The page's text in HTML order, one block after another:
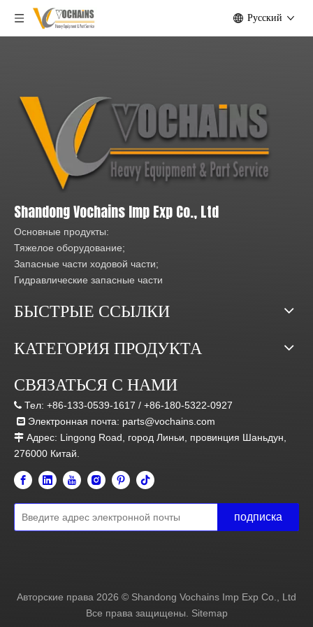
Pусский
Shandong Vochains Imp Exp Co., Ltd
Основные продукты:
Тяжелое оборудование;
Запасные части ходовой части;
Гидравлические запасные части
БЫСТРЫЕ ССЫЛКИ
КАТЕГОРИЯ ПРОДУКТА
СВЯЗАТЬСЯ С НАМИ
 Тел: +86-133-0539-1617 / +86-180-5322-0927
 Электронная почта: parts@vochains.com
 Адрес: Lingong Road, город Линьи, провинция Шаньдун,
276000 Китай.
подписка
Авторские права 2026 © Shandong Vochains Imp Exp Co., Ltd
Все права защищены. Sitemap